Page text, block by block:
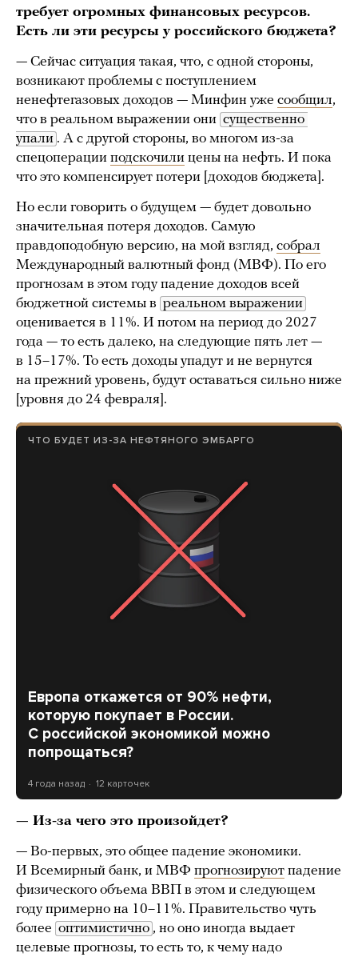
требует огромных финансовых ресурсов.
Есть ли эти ресурсы у российского бюджета?
— Сейчас ситуация такая, что, с одной стороны,
возникают проблемы с поступлением
ненефтегазовых доходов — Минфин уже сообщил,
что в реальном выражении они существенно
упали . А с другой стороны, во многом из-за
спецоперации подскочили цены на нефть. И пока
что это компенсирует потери [доходов бюджета].
Но если говорить о будущем — будет довольно
значительная потеря доходов. Самую
правдоподобную версию, на мой взгляд, собрал
Международный валютный фонд (МВФ). По его
прогнозам в этом году падение доходов всей
бюджетной системы в реальном выражении
оценивается в 11%. И потом на период до 2027
года — то есть далеко, на следующие пять лет —
в 15–17%. То есть доходы упадут и не вернутся
на прежний уровень, будут оставаться сильно ниже
[уровня до 24 февраля].
ЧТО БУДЕТ ИЗ-ЗА НЕФТЯНОГО ЭМБАРГО
Европа откажется от 90% нефти,
которую покупает в России.
С российской экономикой можно
попрощаться?
4 года назад 12 карточек
— Из-за чего это произойдет?
— Во-первых, это общее падение экономики.
И Всемирный банк, и МВФ прогнозируют падение
физического объема ВВП в этом и следующем
году примерно на 10–11%. Правительство чуть
более оптимистично , но оно иногда выдает
целевые прогнозы, то есть то, к чему надо